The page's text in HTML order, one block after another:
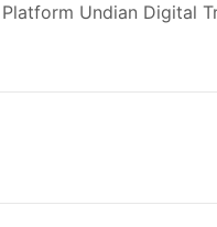
Undian Digital